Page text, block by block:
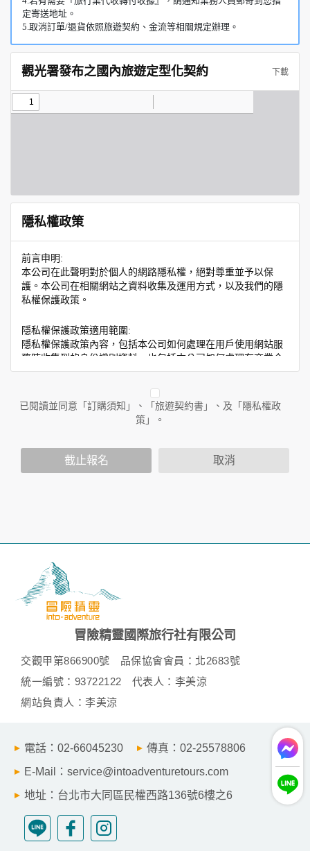
定寄送地址。
5.取消訂單/退貨依照旅遊契約、金流等相關規定辦理。
觀光署發布之國內旅遊定型化契約 下載
隱私權政策
前言申明:
本公司在此聲明對於個人的網路隱私權，絕對尊重並予以保
護。本公司在相關網站之資料收集及運用方式，以及我們的隱
私權保護政策。
隱私權保護政策適用範圍:
隱私權保護政策內容，包括本公司如何處理在用戶使用網站服
務時收集到的身份識別資料，也包括本公司如何處理在商業合
作與本公司合作時分享的任何身份識別資料。隱私權保護政策
人員。例如您透過本公司旗下網站上的廣告廠商連結，這些置
放連結的廠商也可能蒐集您個人的資料。對於您主動提供的個
人資訊，這些廣告廠商或連結網站有其個別的隱私權保護政
您個人在本網站上的聊天室或討論區中任意公開個人資料的行
個人的資料，其範圍如下：
您所提供的姓名、電子郵件地址、聯絡方式及使用時間等。
於一般瀏覽時，伺服器會自行記錄相關行徑，包括您使用連線
設備的 IP 位址、使用時間、使用的瀏覽器、瀏覽及點選資料記
錄等，做為我們增進網站服務的參考依據，此記錄為內部應
為提供精確的服務，我們會將收集的問卷調查內容進行統計與
外，我們會視需要公佈統計數據及說明文字，但不涉及特定個
人之資料。
的個人資料揭露予第三人或使用於蒐集目的以外之其他用途。
贈獎時，本網站會收集您的個人識別資料，本網站也可以從商
業夥伴處取得個人資料。
身份證字號、電子郵件、出生日期、性別、行業等相關資料，
當您註冊成功，並登入使用我們的服務後，我們即取得您的資
號、電子郵件、出生日期、性別、行業等相關資料，當您註冊
成功，並登入使用我們的服務後，本網站即取得您的資料。
已閱讀並同意「訂購須知」、「旅遊契約書」、及「隱私權政
策」。
截止報名 取消
冒險精靈國際旅行社有限公司
交觀甲第866900號
品保協會會員：北2683號
統一編號：93722122
代表人：李美涼
網站負責人：李美涼
電話：02-66045230
傳真：02-25578806
E-Mail：service@intoadventuretours.com
地址：台北市大同區民權西路136號6樓之6